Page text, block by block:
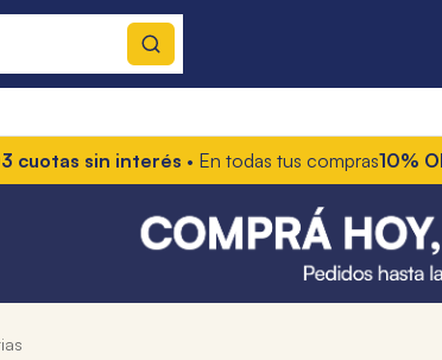
sin interés• En todas tus compras10% OFF